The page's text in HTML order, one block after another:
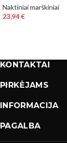
Naktiniai marškiniai
23,94€
KONTAKTAI
PIRKĖJAMS
INFORMACIJA
PAGALBA